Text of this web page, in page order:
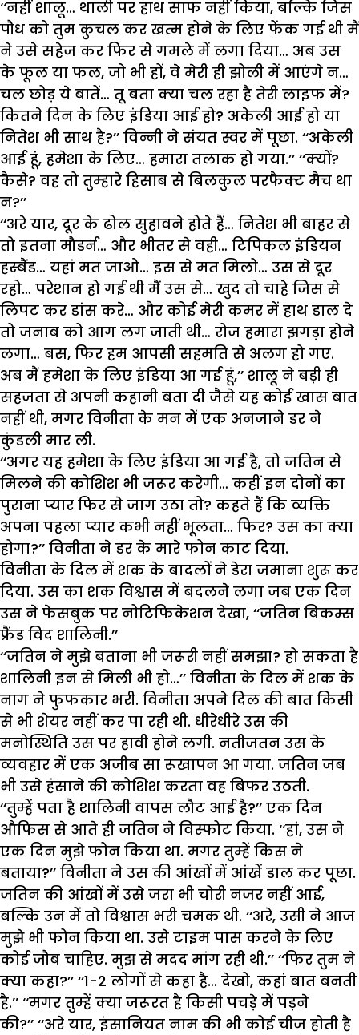
‘‘नहीं शालू… थाली पर हाथ साफ नहीं किया, बल्कि जिस
पौध को तुम कुचल कर खत्म होने के लिए फेंक गई थी मैं
ने उसे सहेज कर फिर से गमले में लगा दिया… अब उस
के फूल या फल, जो भी हों, वे मेरी ही झोली में आएंगे न…
चल छोड़ ये बातें… तू बता क्या चल रहा है तेरी लाइफ में?
कितने दिन के लिए इंडिया आई हो? अकेली आई हो या
नितेश भी साथ है?’’ विन्नी ने संयत स्वर में पूछा. ‘‘अकेली
आई हूं, हमेशा के लिए… हमारा तलाक हो गया.’’ ‘‘क्यों?
कैसे? वह तो तुम्हारे हिसाब से बिलकुल परफैक्ट मैच था
न?’’
‘‘अरे यार, दूर के ढोल सुहावने होते हैं… नितेश भी बाहर से
तो इतना मौडर्न… और भीतर से वही… टिपिकल इंडियन
हस्बैंड… यहां मत जाओ… इस से मत मिलो… उस से दूर
रहो… परेशान हो गई थी मैं उस से… खुद तो चाहे जिस से
लिपट कर डांस करे… और कोई मेरी कमर में हाथ डाल दे
तो जनाब को आग लग जाती थी… रोज हमारा झगड़ा होने
लगा… बस, फिर हम आपसी सहमति से अलग हो गए.
अब मैं हमेशा के लिए इंडिया आ गई हूं,’’ शालू ने बड़ी ही
सहजता से अपनी कहानी बता दी जैसे यह कोई खास बात
नहीं थी, मगर विनीता के मन में एक अनजाने डर ने
कुंडली मार ली.
‘‘अगर यह हमेशा के लिए इंडिया आ गई है, तो जतिन से
मिलने की कोशिश भी जरूर करेगी… कहीं इन दोनों का
पुराना प्यार फिर से जाग उठा तो? कहते हैं कि व्यक्ति
अपना पहला प्यार कभी नहीं भूलता… फिर? उस का क्या
होगा?’’ विनीता ने डर के मारे फोन काट दिया.
विनीता के दिल में शक के बादलों ने डेरा जमाना शुरू कर
दिया. उस का शक विश्वास में बदलने लगा जब एक दिन
उस ने फेसबुक पर नोटिफिकेशन देखा, ‘‘जतिन बिकम्स
फ्रैंड विद शालिनी.’’
‘‘जतिन ने मुझे बताना भी जरूरी नहीं समझा? हो सकता है
शालिनी इन से मिली भी हो…’’ विनीता के दिल में शक के
नाग ने फुफकार भरी. विनीता अपने दिल की बात किसी
से भी शेयर नहीं कर पा रही थी. धीरेधीरे उस की
मनोस्थिति उस पर हावी होने लगी. नतीजतन उस के
व्यवहार में एक अजीब सा रूखापन आ गया. जतिन जब
भी उसे हंसाने की कोशिश करता वह बिफर उठती.
‘‘तुम्हें पता है शालिनी वापस लौट आई है?’’ एक दिन
औफिस से आते ही जतिन ने विस्फोट किया. ‘‘हां, उस ने
एक दिन मुझे फोन किया था. मगर तुम्हें किस ने
बताया?’’ विनीता ने उस की आंखों में आंखें डाल कर पूछा.
जतिन की आंखों में उसे जरा भी चोरी नजर नहीं आई,
बल्कि उन में तो विश्वास भरी चमक थी. ‘‘अरे, उसी ने आज
मुझे भी फोन किया था. उसे टाइम पास करने के लिए
कोई जौब चाहिए. मुझ से मदद मांग रही थी.’’ ‘‘फिर तुम ने
क्या कहा?’’ ‘‘1-2 लोगों से कहा है… देखो, कहां बात बनती
है.’’ ‘‘मगर तुम्हें क्या जरूरत है किसी पचड़े में पड़ने
की?’’ ‘‘अरे यार, इंसानियत नाम की भी कोई चीज होती है